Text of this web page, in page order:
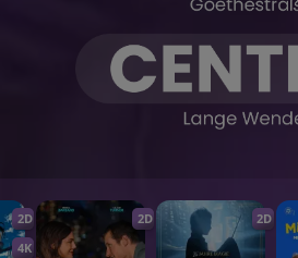
2D
4K
2D 2D